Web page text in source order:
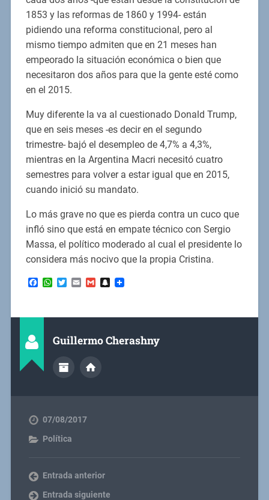
1853 y las reformas de 1860 y 1994- están
pidiendo una reforma constitucional, pero al
mismo tiempo admiten que en 21 meses han
empeorado la situación económica o bien que
necesitaron dos años para que la gente esté como
en el 2015.
Muy diferente la va al cuestionado Donald Trump,
que en seis meses -es decir en el segundo
trimestre- bajó el desempleo de 4,7% a 4,3%,
mientras en la Argentina Macri necesitó cuatro
semestres para volver a estar igual que en 2015,
cuando inició su mandato.
Lo más grave no que es pierda contra un cuco que
infló sino que está en empate técnico con Sergio
Massa, el político moderado al cual el presidente lo
considera más nocivo que la propia Cristina.
Facebook
WhatsApp
Twitter
EmailGmailSnapchat
Guillermo Cherashny
07/08/2017
Política
Entrada anterior
Entrada siguiente